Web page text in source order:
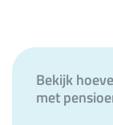
Bekijk
met